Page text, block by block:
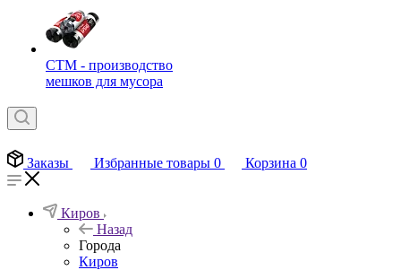
СТМ - производство
мешков для мусора
Заказы Избранные товары 0 Корзина 0
Киров
Назад
Города
Киров